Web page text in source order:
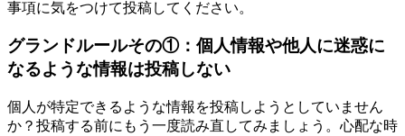
事項に気をつけて投稿してください。
グランドルールその①：個人情報や他人に迷惑に
なるような情報は投稿しない
個人が特定できるような情報を投稿しようとしていません
か？投稿する前にもう一度読み直してみましょう。心配な時